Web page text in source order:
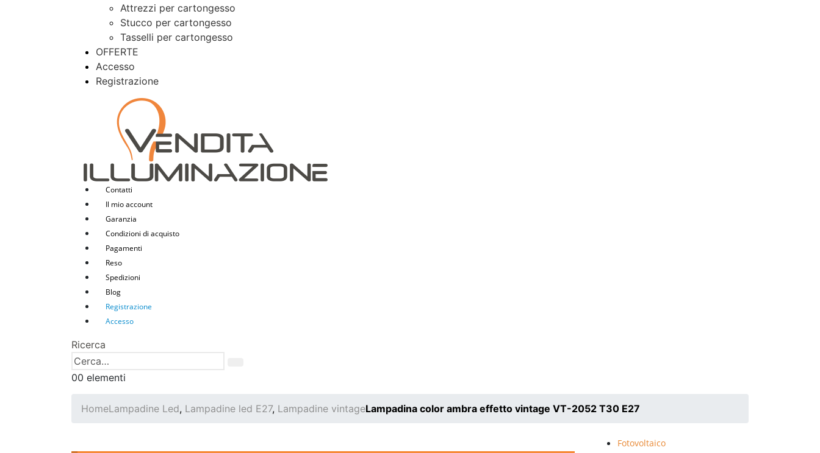
Attrezzi per cartongesso
Stucco per cartongesso
Tasselli per cartongesso
OFFERTE
Accesso
Registrazione
Contatti
Il mio account
Garanzia
Condizioni di acquisto
Pagamenti
Reso
Spedizioni
Blog
Registrazione
Accesso
Ricerca
00 elementi
HomeLampadine Led, Lampadine led E27, Lampadine vintageLampadina color ambra effetto vintage VT-2052 T30 E27
Fotovoltaico